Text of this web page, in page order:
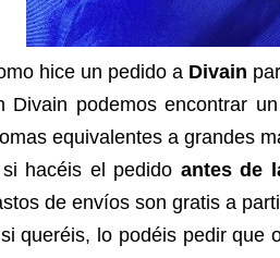
hice un pedido a Divain
Divain podemos encontrar
equivalentes a grandes
hacéis el pedido antes de
de envíos son gratis a
queréis, lo podéis pedir que